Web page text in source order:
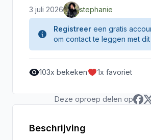
3 juli 2026 stephanie
Registreer een gratis
om contact te leggen met dit
103x bekeken 1x favoriet
Deze oproep delen op
Beschrijving